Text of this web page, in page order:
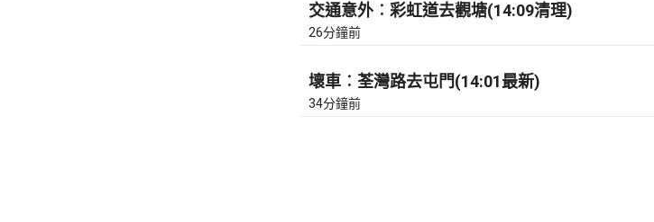
交通意外︰彩虹道去觀塘(14:09清理)
26分鐘前
壞車︰荃灣路去屯門(14:01最新)
34分鐘前